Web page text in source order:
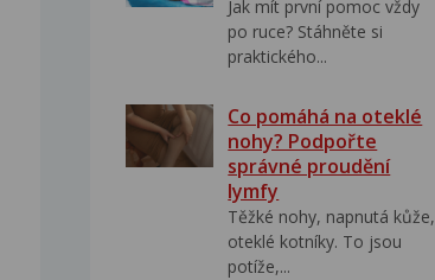
Jak mít první pomoc vždy
po ruce? Stáhněte si
praktického...
Co pomáhá na oteklé
nohy? Podpořte
správné proudění
lymfy
Těžké nohy, napnutá kůže,
oteklé kotníky. To jsou
potíže,...